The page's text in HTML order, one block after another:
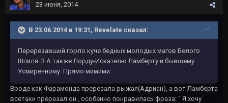
23 июня, 2014
В 23.06.2014 в 19:31, Revelate сказал:
Перерезавший горло куче бедных молодых магов Белого
Шпиля :3 А также Лорду-Искателю Ламберту и бывшему
Усмиренному. Прямо мимими.
Вроде как Фарамонда пререзала рыжая(Адриан), а вот Ламберта
всетаки пререзал он , особенно понравилась фраза: " Я хочу